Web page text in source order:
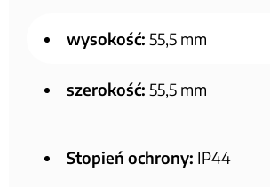
wysokość: 55,5 mm
szerokość: 55,5 mm
Stopień ochrony: IP44